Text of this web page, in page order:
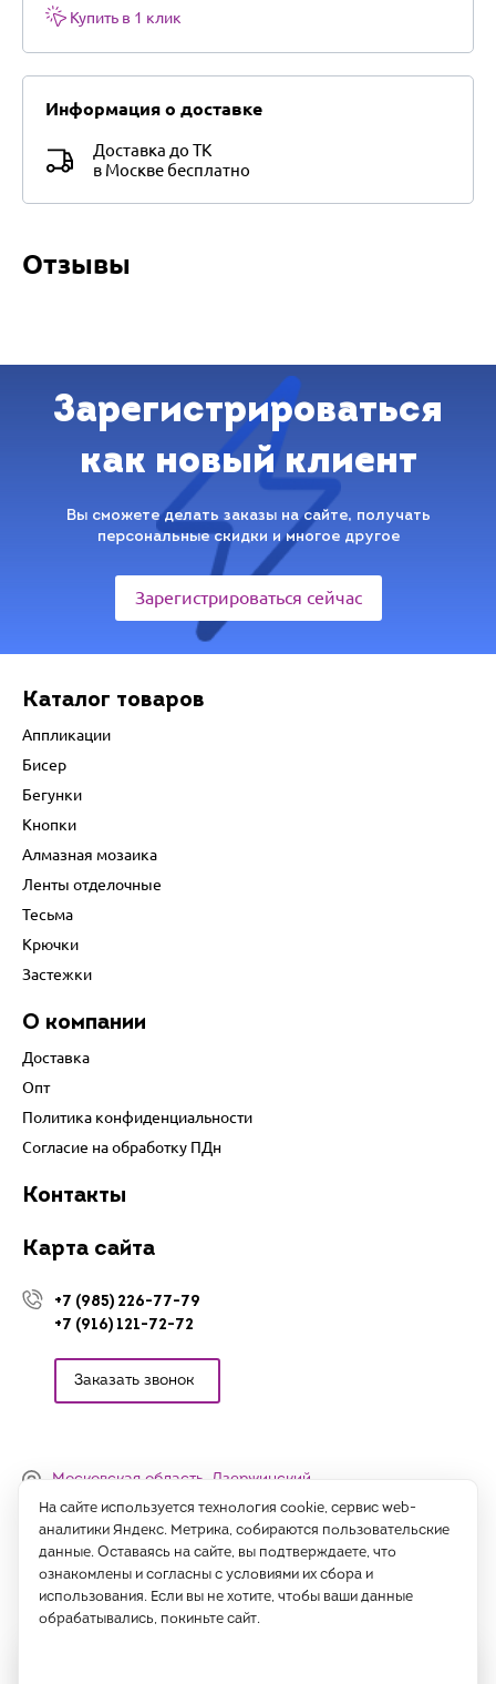
Купить в 1 клик
Информация о доставке
Доставка до ТК
в Москве бесплатно
Отзывы
Зарегистрироваться
как новый клиент
Вы сможете делать заказы на сайте, получать
персональные скидки и многое другое
Зарегистрироваться сейчас
Каталог товаров
Аппликации
Бисер
Бегунки
Кнопки
Алмазная мозаика
Ленты отделочные
Тесьма
Крючки
Застежки
О компании
Доставка
Опт
Политика конфиденциальности
Согласие на обработку ПДн
Контакты
Карта сайта
+7 (985) 226-77-79
+7 (916) 121-72-72
Заказать звонок
Московская область, Дзержинский,
Денисьевский проезд, 15 (офис)
Часы работы:
с 09:00 до 18:00, сб-вс - выходные
На сайте используется технология cookie, сервис web-
аналитики Яндекс. Метрика, собираются пользовательские
данные. Оставаясь на сайте, вы подтверждаете, что
ознакомлены и согласны с условиями их сбора и
использования. Если вы не хотите, чтобы ваши данные
обрабатывались, покиньте сайт.